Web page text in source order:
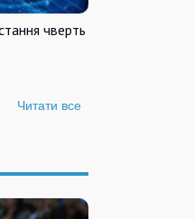
чверть
Читати все